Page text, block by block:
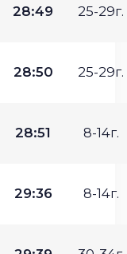
28:49 25-29г.
28:50 25-29г.
28:51 8-14г.
29:36 8-14г.